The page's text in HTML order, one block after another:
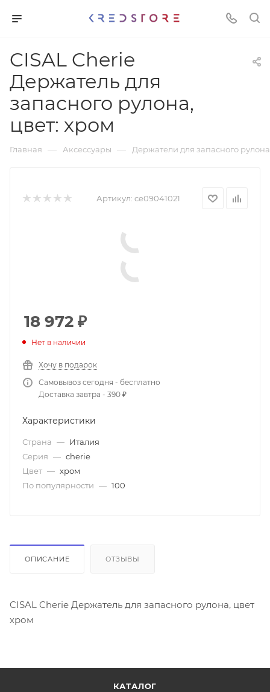
CISAL Cherie
Держатель для
запасного рулона,
цвет: хром
Главная — Аксессуары — Держатели для запасного рулона
Артикул: ce09041021
18 972 ₽
Нет в наличии
Хочу в подарок
Самовывоз сегодня - бесплатно
Доставка завтра - 390 ₽
Характеристики
Страна — Италия
Серия — cherie
Цвет — хром
По популярности — 100
ОПИСАНИЕ ОТЗЫВЫ
CISAL Cherie Держатель для запасного рулона, цвет
хром
КАТАЛОГ